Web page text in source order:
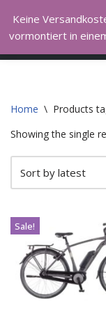
Skip
to
Hall of Bike
I love to ride my bicycle
Home \ Products
Showing the single
Sale!
Keine
vormontiert in